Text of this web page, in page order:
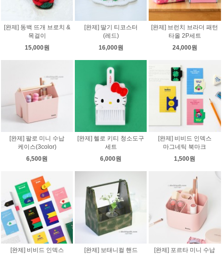
[완제] 동백 뜨개 브로치 &
목걸이
15,000원
[완제] 딸기 티코스터
(레드)
16,000원
[완제] 브런치 브라더 패턴
타올 2P세트
24,000원
[완제] 팔로 미니 수납
케이스(3color)
6,500원
[완제] 헬로 키티 청소도구
세트
6,000원
[완제] 비비드 인덱스
마그네틱 북마크
1,500원
[완제] 비비드 인덱스
[완제] 보태니컬 핸드
[완제] 포르타 미니 수납